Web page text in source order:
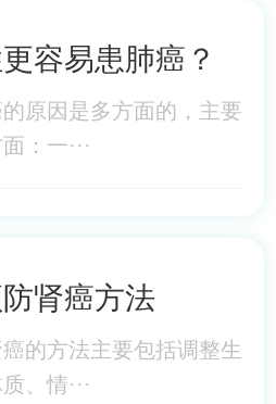
容易患肺癌？
原因是多方面的，主要
：一···
肾癌方法
的方法主要包括调整生
、情···